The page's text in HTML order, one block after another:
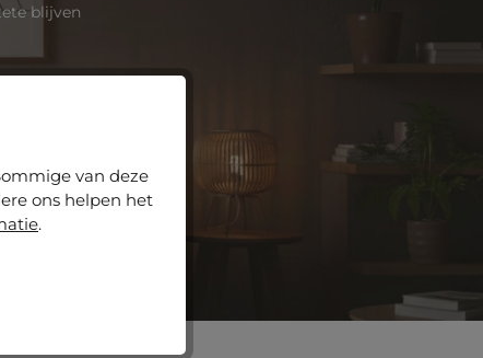
blijven
van deze
ons helpen het
.